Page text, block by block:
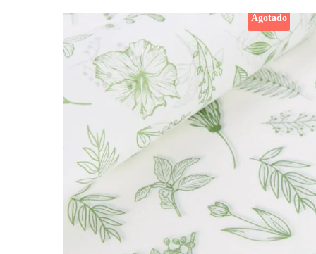
Agotado